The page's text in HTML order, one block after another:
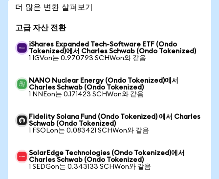
더 많은 변환 살펴보기
고급 자산 전환
iShares Expanded Tech-Software ETF (Ondo
Tokenized)에서 Charles Schwab (Ondo Tokenized)
1 IGVon는 0.970793 SCHWon와 같음
NANO Nuclear Energy (Ondo Tokenized)에서
Charles Schwab (Ondo Tokenized)
1 NNEon는 0.171423 SCHWon와 같음
Fidelity Solana Fund (Ondo Tokenized) 에서 Charles
Schwab (Ondo Tokenized)
1 FSOLon는 0.083421 SCHWon와 같음
SolarEdge Technologies (Ondo Tokenized)에서
Charles Schwab (Ondo Tokenized)
1 SEDGon는 0.343133 SCHWon와 같음